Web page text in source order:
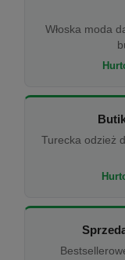
Włoska moda
Turecka odzież